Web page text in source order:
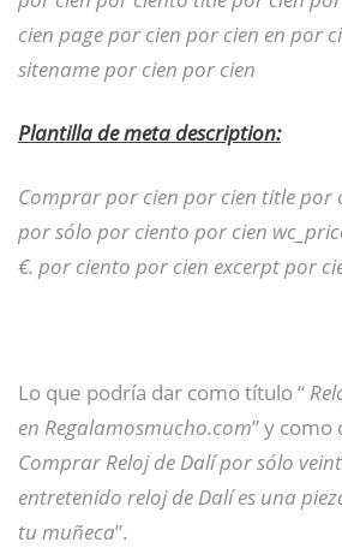
cien page por cien por cien en por
sitename por cien por cien
Plantilla de meta description:
Comprar por cien por cien title por
por sólo por ciento por cien
€. por ciento por cien excerpt por
Lo que podría dar como título “
en Regalamosmucho.com” y como
Comprar Reloj de Dalí por sólo
entretenido reloj de Dalí es una
tu muñeca”.